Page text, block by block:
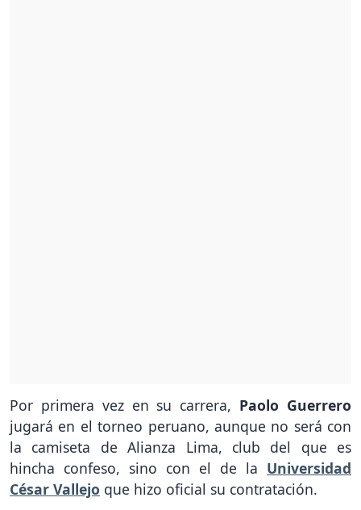
Por primera vez en su carrera, Paolo Guerrero
jugará en el torneo peruano, aunque no será con
la camiseta de Alianza Lima, club del que es
hincha confeso, sino con el de la Universidad
César Vallejo que hizo oficial su contratación.